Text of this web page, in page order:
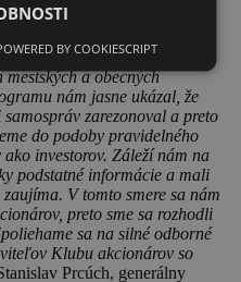
je priniesť našim
a obecných
nám jasne ukázal, že
zarezonoval a preto
do podoby pravidelného
investorov. Záleží nám na
podstatné informácie a mali
V tomto smere sa nám
preto sme sa rozhodli
sa na silné odborné
Klubu akcionárov so
Prcúch, generálny
BY COOKIESCRIPT